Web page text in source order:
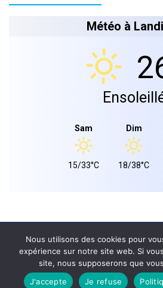
Météo à
Sam
15/33°C
Dim
18/38°C
Mairie de landiras 2026 © - Tous
PLAN DU SITE
MENTIONS
CONFIDENTIALITÉ
Nous utilisons des cookies pour
expérience sur notre site web. Si
site, nous supposerons que
J'accepte
Je refuse